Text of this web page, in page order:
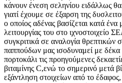
κάνουν ένεση σεληνίου ειδάλλως θα
γιατί έχουμε σε έξαρση της
ο οποίος αδένας βασίζεται κατά
λειτουργίας του στο ιχνοστοιχείο
συγκριτικά σε αναλογία θρεπτικών
παππούδων μας ισοδυναμεί με δέκα
πορτοκάλι τις προηγούμενες
βιταμίνης C,ενώ το σημερινό μετά
εξάντληση στοιχείων από το